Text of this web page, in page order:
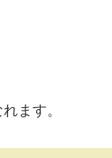
ます。